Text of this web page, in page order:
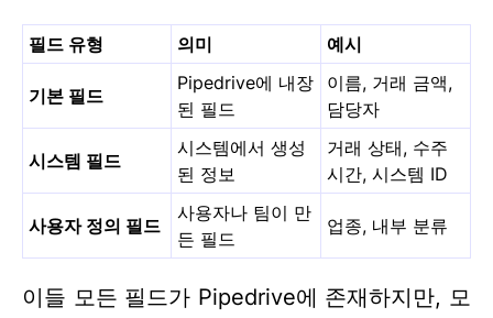
필드 유형 의미 예시
기본 필드
Pipedrive에 내장
된 필드
이름, 거래 금액,
담당자
시스템 필드
시스템에서 생성
된 정보
거래 상태, 수주
시간, 시스템 ID
사용자 정의 필드
사용자나 팀이 만
든 필드
업종, 내부 분류
이들 모든 필드가 Pipedrive에 존재하지만, 모